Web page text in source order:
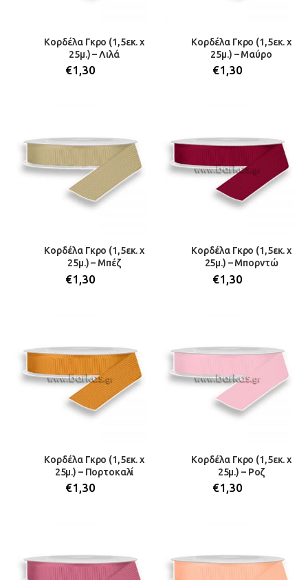
Κορδέλα Γκρο (1,5εκ. x
25μ.) – Λιλά
€1,30
Κορδέλα Γκρο (1,5εκ. x
25μ.) – Μαύρο
€1,30
Κορδέλα Γκρο (1,5εκ. x
25μ.) – Μπέζ
€1,30
Κορδέλα Γκρο (1,5εκ. x
25μ.) – Μπορντώ
€1,30
Κορδέλα Γκρο (1,5εκ. x
25μ.) – Πορτοκαλί
€1,30
Κορδέλα Γκρο (1,5εκ. x
25μ.) – Ροζ
€1,30